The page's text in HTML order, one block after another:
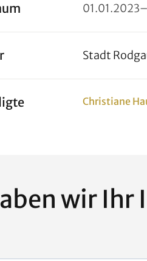
01.01.2023–
Stadt
Christiane
wir Ihr